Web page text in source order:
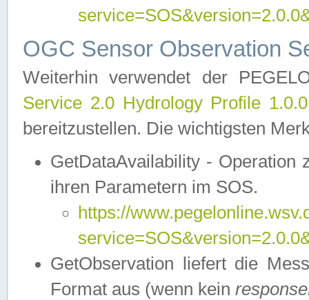
OGC Sensor Observation
Weiterhin verwendet der
Service 2.0 Hydrology Profile
bereitzustellen. Die wichtigsten
GetDataAvailability - Operation
ihren Parametern im SOS.
https://
GetObservation liefert die
Format aus (wenn kein